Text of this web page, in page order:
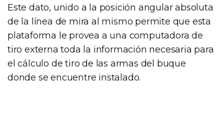
Este dato, unido a la posición angular absoluta
de la línea de mira al mismo permite que esta
plataforma le provea a una computadora de
tiro externa toda la información necesaria para
el cálculo de tiro de las armas del buque
donde se encuentre instalado.